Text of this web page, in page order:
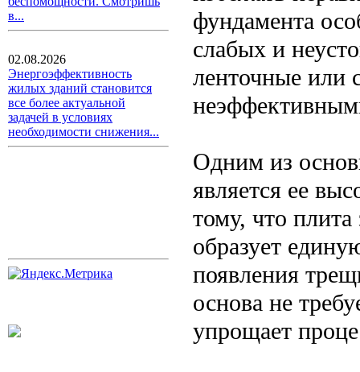
в...
02.08.2026
Энергоэффективность
жилых зданий становится
все более актуальной
задачей в условиях
необходимости снижения...
фундамента
слабых и
ленточные или
Одним из
является ее
тому, что плита
образует
появления
основа не
упрощает